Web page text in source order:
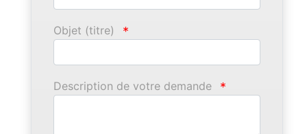
Objet (titre) *
Description de votre demande *